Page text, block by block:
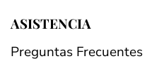
ASISTENCIA
Preguntas Frecuentes